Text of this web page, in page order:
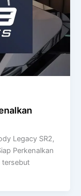
Legacy SR2,
Perkenalkan
tersebut